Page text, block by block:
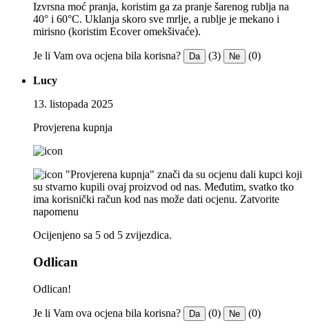
Izvrsna moć pranja, koristim ga za pranje šarenog rublja na
40° i 60°C. Uklanja skoro sve mrlje, a rublje je mekano i
mirisno (koristim Ecover omekšivaće).
Je li Vam ova ocjena bila korisna? Da (3) Ne (0)
Lucy
13. listopada 2025
Provjerena kupnja
"Provjerena kupnja" znači da su ocjenu dali kupci koji
su stvarno kupili ovaj proizvod od nas. Međutim, svatko tko
ima korisnički račun kod nas može dati ocjenu. Zatvorite
napomenu
Ocijenjeno sa 5 od 5 zvijezdica.
Odlican
Odlican!
Je li Vam ova ocjena bila korisna? Da (0) Ne (0)